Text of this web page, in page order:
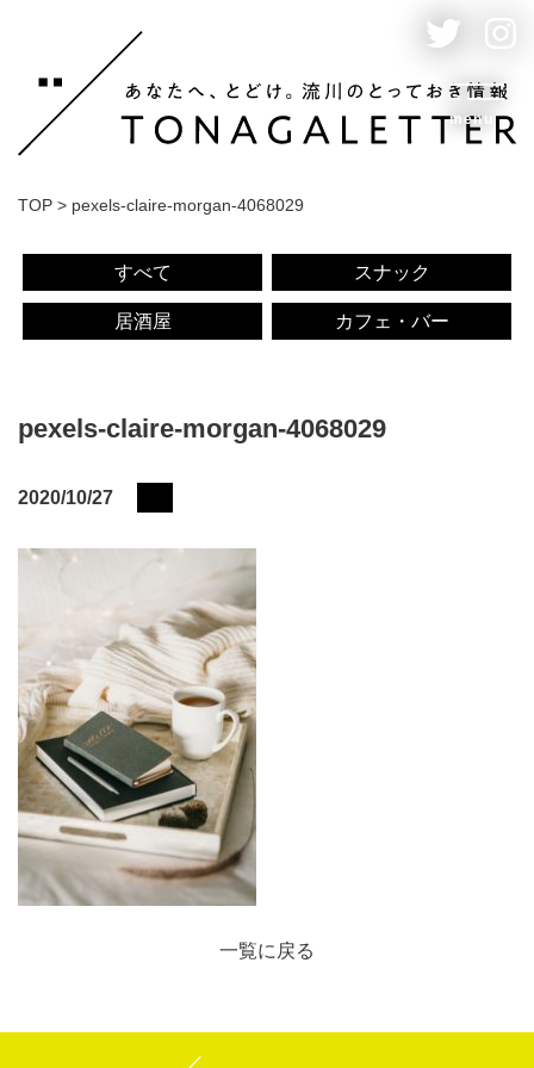
menu
TOP > pexels-claire-morgan-4068029
すべて スナック
居酒屋 カフェ・バー
pexels-claire-morgan-4068029
2020/10/27
一覧に戻る